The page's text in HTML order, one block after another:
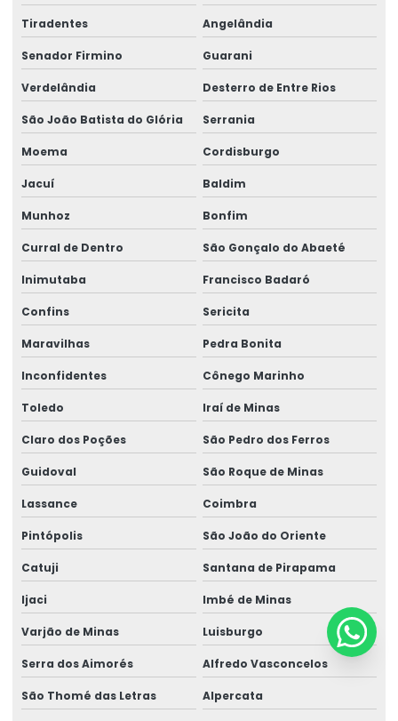
Tiradentes Angelândia
Senador Firmino Guarani
Verdelândia Desterro de Entre Rios
São João Batista do Glória Serrania
Moema Cordisburgo
Jacuí Baldim
Munhoz Bonfim
Curral de Dentro São Gonçalo do Abaeté
Inimutaba Francisco Badaró
Confins Sericita
Maravilhas Pedra Bonita
Inconfidentes Cônego Marinho
Toledo Iraí de Minas
Claro dos Poções São Pedro dos Ferros
Guidoval São Roque de Minas
Lassance Coimbra
Pintópolis São João do Oriente
Catuji Santana de Pirapama
Ijaci Imbé de Minas
Varjão de Minas Luisburgo
Serra dos Aimorés Alfredo Vasconcelos
São Thomé das Letras Alpercata